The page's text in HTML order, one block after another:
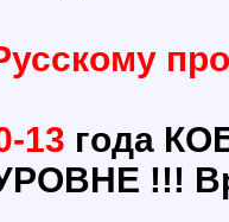
13 года
!!!